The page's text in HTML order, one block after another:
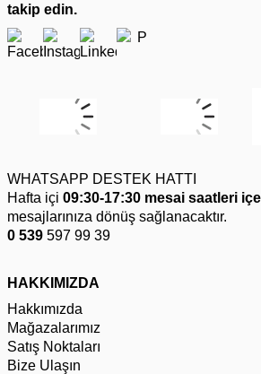
takip edin.
WHATSAPP DESTEK HATTI
Hafta içi 09:30-17:30 mesai saatleri
mesajlarınıza dönüş sağlanacaktır.
0 539 597 99 39
HAKKIMIZDA
Hakkımızda
Mağazalarımız
Satış Noktaları
Bize Ulaşın